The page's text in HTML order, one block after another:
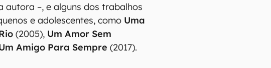
autora –, e alguns dos trabalhos
e adolescentes, como Uma
(2005), Um Amor Sem
Amigo Para Sempre (2017).